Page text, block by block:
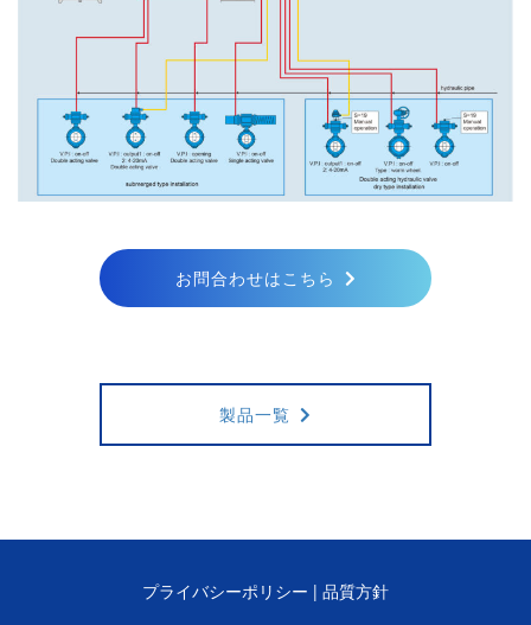
お問合わせはこちら
製品一覧
プライバシーポリシー | 品質方針